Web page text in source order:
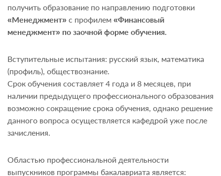
получить образование по направлению подготовки
«Менеджмент» с профилем «Финансовый
менеджмент» по заочной форме обучения.
Вступительные испытания: русский язык, математика
(профиль), обществознание.
Срок обучения составляет 4 года и 8 месяцев, при
наличии предыдущего профессионального образования
возможно сокращение срока обучения, однако решение
данного вопроса осуществляется кафедрой уже после
зачисления.
Областью профессиональной деятельности
выпускников программы бакалавриата является: